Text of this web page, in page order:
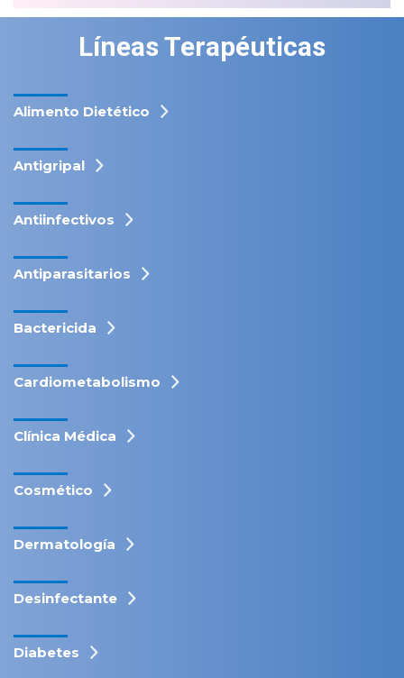
Líneas Terapéuticas
Alimento Dietético
Antigripal
Antiinfectivos
Antiparasitarios
Bactericida
Cardiometabolismo
Clínica Médica
Cosmético
Dermatología
Desinfectante
Diabetes